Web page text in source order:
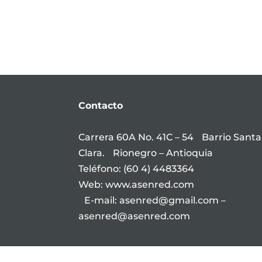
Contacto
Carrera 60A No. 41C – 54 Barrio Santa
Clara. Rionegro – Antioquia
Teléfono: (60 4) 4483364
Web: www.asenred.com
E-mail: asenred@gmail.com –
asenred@asenred.com